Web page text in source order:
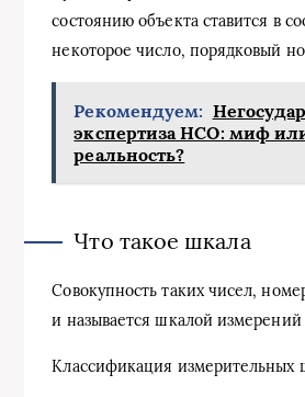
состоянию объекта ставится в
некоторое число, порядковый
Рекомендуем:
экспертиза НСО: миф
реальность?
Что такое шкала
Совокупность таких чисел,
и называется шкалой измерений
Классификация измерительных